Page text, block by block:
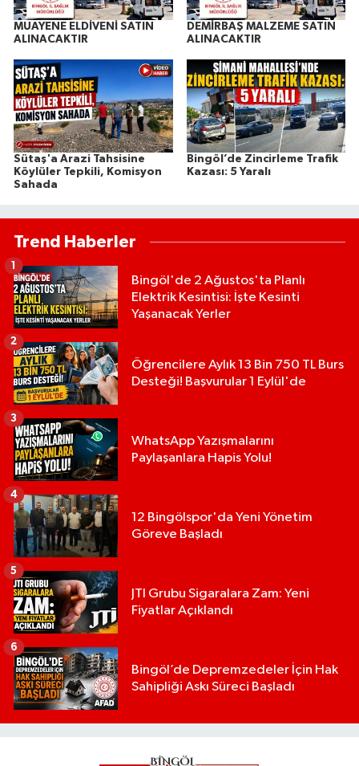
MUAYENE ELDİVENİ SATIN
ALINACAKTIR
DEMİRBAŞ MALZEME SATIN
ALINACAKTIR
Sütaş'a Arazi Tahsisine
Köylüler Tepkili, Komisyon
Sahada
Bingöl’de Zincirleme Trafik
Kazası: 5 Yaralı
Trend Haberler
Bingöl'de 2 Ağustos'ta Planlı
Elektrik Kesintisi: İşte Kesinti
Yaşanacak Yerler
1
Öğrencilere Aylık 13 Bin 750 TL Burs
Desteği! Başvurular 1 Eylül'de
2
WhatsApp Yazışmalarını
Paylaşanlara Hapis Yolu!
3
12 Bingölspor'da Yeni Yönetim
Göreve Başladı
4
JTI Grubu Sigaralara Zam: Yeni
Fiyatlar Açıklandı
5
Bingöl’de Depremzedeler İçin Hak
Sahipliği Askı Süreci Başladı
6